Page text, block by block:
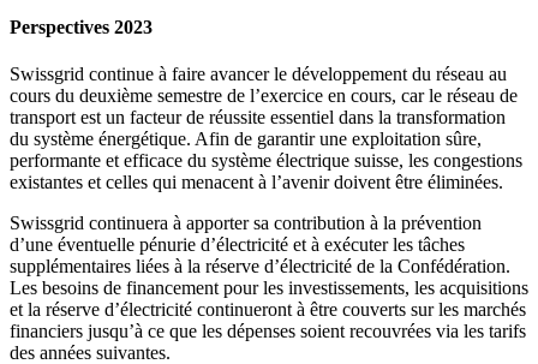
Perspectives 2023
Swissgrid continue à faire avancer le développement du réseau au
cours du deuxième semestre de l’exercice en cours, car le réseau de
transport est un facteur de réussite essentiel dans la transformation
du système énergétique. Afin de garantir une exploitation sûre,
performante et efficace du système électrique suisse, les congestions
existantes et celles qui menacent à l’avenir doivent être éliminées.
Swissgrid continuera à apporter sa contribution à la prévention
d’une éventuelle pénurie d’électricité et à exécuter les tâches
supplémentaires liées à la réserve d’électricité de la Confédération.
Les besoins de financement pour les investissements, les acquisitions
et la réserve d’électricité continueront à être couverts sur les marchés
financiers jusqu’à ce que les dépenses soient recouvrées via les tarifs
des années suivantes.